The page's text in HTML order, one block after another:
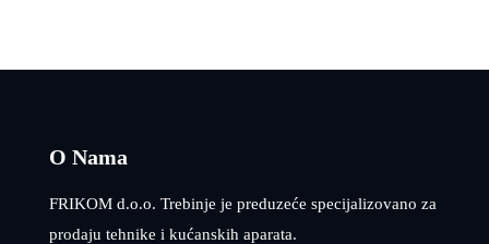
O Nama
FRIKOM d.o.o. Trebinje je preduzeće specijalizovano za
prodaju tehnike i kućanskih aparata.